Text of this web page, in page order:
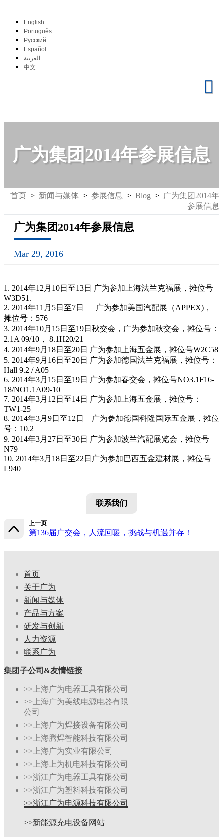
English
Português
Pусский
Español
العربية
中文
广为集团2014年参展信息
首页 > 新闻与媒体 > 参展信息 > Blog > 广为集团2014年
参展信息
广为集团2014年参展信息
Mar 29, 2016
1. 2014年12月10日至13日 广为参加上海法兰克福展，摊位号
W3D51.
2. 2014年11月5日至7日 广为参加美国汽配展（APPEX)，
摊位号：576
3. 2014年10月15日至19日秋交会，广为参加秋交会，摊位号：
2.1A 09/10， 8.1H20/21
4. 2014年9月18日至20日 广为参加上海五金展，摊位号W2C58
5. 2014年9月16日至20日 广为参加德国法兰克福展，摊位号：
Hall 9.2 / A05
6. 2014年3月15日至19日 广为参加春交会，摊位号NO3.1F16-
18/NO1.1A09-10
7. 2014年3月12日至14日 广为参加上海五金展，摊位号：
TW1-25
8. 2014年3月9日至12日 广为参加德国科隆国际五金展，摊位
号：10.2
9. 2014年3月27日至30日 广为参加波兰汽配展览会，摊位号
N79
10. 2014年3月18日至22日广为参加巴西五金建材展，摊位号
L940
联系我们
上一页
第136届广交会，人流回暖，挑战与机遇并存！
首页
关于广为
新闻与媒体
产品与方案
研发与创新
人力资源
联系广为
集团子公司&友情链接
>>上海广为电器工具有限公司
>>上海广为美线电源电器有限
公司
>>上海广为焊接设备有限公司
>>上海腾焊智能科技有限公司
>>上海广为实业有限公司
>>上海上为机电科技有限公司
>>浙江广为电器工具有限公司
>>浙江广为塑料科技有限公司
>>浙江广为电源科技有限公司
>>新能源充电设备网站